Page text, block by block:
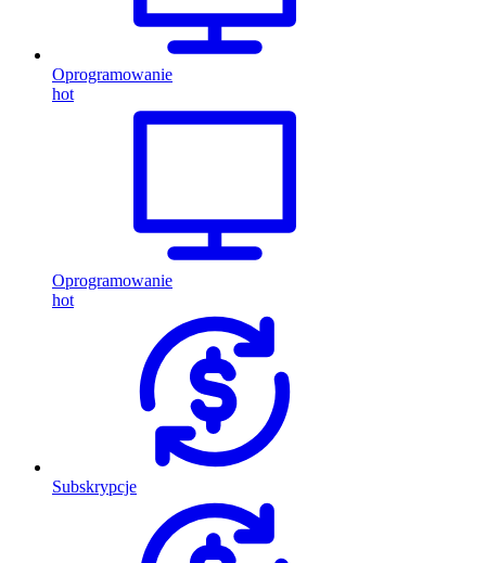
Oprogramowanie
hot
Oprogramowanie
hot
Subskrypcje